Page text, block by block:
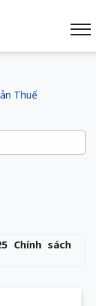
Thuế
Chính sách